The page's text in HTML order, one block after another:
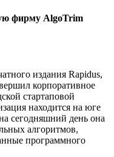
фирму AlgoTrim
издания Rapidus,
корпоративное
стартаповой
находится на юге
сегодняшний день она
алгоритмов,
программного